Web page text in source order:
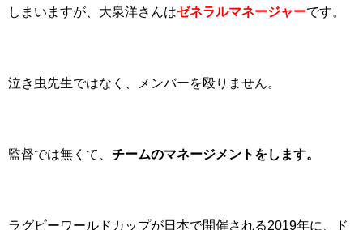
しまいますが、大泉洋さんはゼネラルマネージャーです。
泣き虫先生ではなく、メンバーを殴りません。
監督では無くて、 チームのマネージメントをします。
ラグビーワールドカップが日本で開催される2019年に、ド